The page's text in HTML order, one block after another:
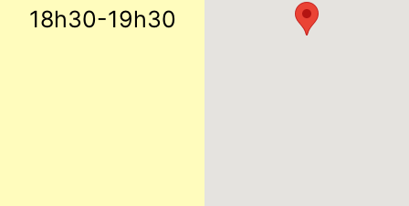
18h30-19h30